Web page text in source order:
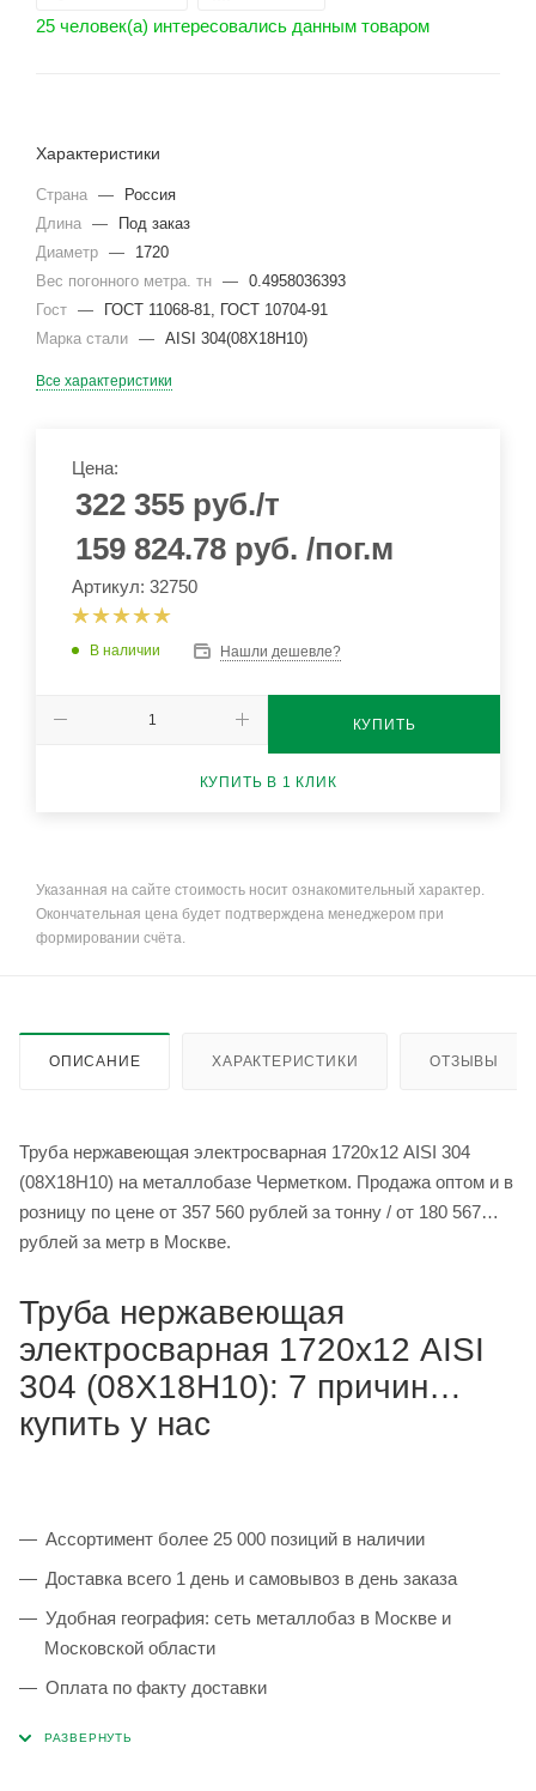
25 человек(а) интересовались данным товаром
Характеристики
Страна —
Россия
Длина —
Под заказ
Диаметр —
1720
Вес погонного метра. тн — 0.4958036393
Гост —
ГОСТ 11068-81, ГОСТ 10704-91
Марка стали — AISI 304(08Х18Н10)
Все характеристики
Цена:
322 355 руб./т
159 824.78 руб. /пог.м
Артикул: 32750
В наличии Нашли дешевле?
КУПИТЬ
КУПИТЬ В 1 КЛИК
Указанная на сайте стоимость носит ознакомительный характер.
Окончательная цена будет подтверждена менеджером при
формировании счёта.
ОПИСАНИЕ ХАРАКТЕРИСТИКИ ОТЗЫВЫ
Труба нержавеющая электросварная 1720х12 AISI 304
(08Х18Н10) на металлобазе Черметком. Продажа оптом и в
розницу по цене от 357 560 рублей за тонну / от 180 567
рублей за метр в Москве.
Труба нержавеющая
электросварная 1720х12 AISI
304 (08Х18Н10): 7 причин
купить у нас
Ассортимент более 25 000 позиций в наличии
Доставка всего 1 день и самовывоз в день заказа
Удобная география: сеть металлобаз в Москве и
Московской области
Оплата по факту доставки